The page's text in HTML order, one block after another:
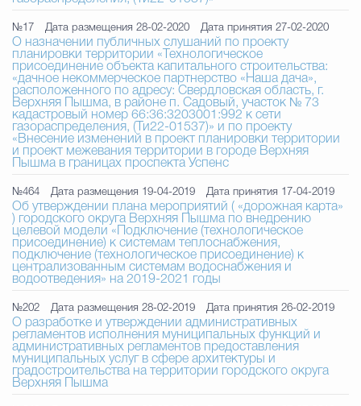
Городская среда
Экономика Муниципальные
Счётная палата Городского
Гостям Городского
№17 Дата размещения 28-02-2020 Дата принятия 27-02-2020
О назначении публичных слушаний по проекту
планировки территории «Технологическое
присоединение объекта капитального строительства:
«дачное некоммерческое партнерство «Наша дача»,
расположенного по адресу: Свердловская область, г.
Верхняя Пышма, в районе п. Садовый, участок № 73
кадастровый номер 66:36:3203001:992 к сети
газораспределения, (Ти22-01537)» и по проекту
«Внесение изменений в проект планировки территории
и проект межевания территории в городе Верхняя
Пышма в границах проспекта Успенс
№464 Дата размещения 19-04-2019 Дата принятия 17-04-2019
Об утверждении плана мероприятий ( «дорожная карта»
) городского округа Верхняя Пышма по внедрению
целевой модели «Подключение (технологическое
присоединение) к системам теплоснабжения,
подключение (технологическое присоединение) к
централизованным системам водоснабжения и
водоотведения» на 2019-2021 годы
№202 Дата размещения 28-02-2019 Дата принятия 26-02-2019
О разработке и утверждении административных
регламентов исполнения муниципальных функций и
административных регламентов предоставления
муниципальных услуг в сфере архитектуры и
градостроительства на территории городского округа
Верхняя Пышма